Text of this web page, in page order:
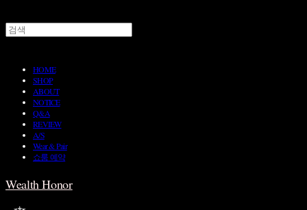
HOME
SHOP
ABOUT
NOTICE
Q&A
REVIEW
A/S
Wear & Pair
쇼룸 예약
Wealth Honor